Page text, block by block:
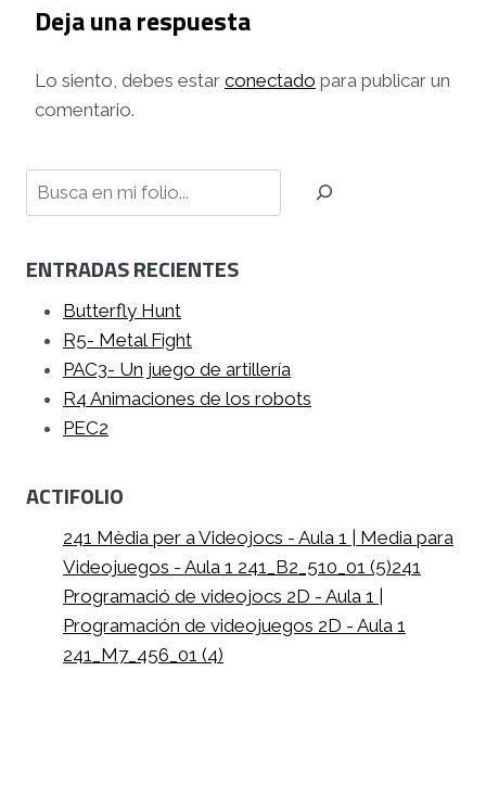
Deja una respuesta
Lo siento, debes estar conectado para publicar un
comentario.
Buscar
ENTRADAS RECIENTES
Butterfly Hunt
R5- Metal Fight
PAC3- Un juego de artillería
R4 Animaciones de los robots
PEC2
ACTIFOLIO
241 Mèdia per a Videojocs - Aula 1 | Media para
Videojuegos - Aula 1 241_B2_510_01 (5)241
Programació de videojocs 2D - Aula 1 |
Programación de videojuegos 2D - Aula 1
241_M7_456_01 (4)